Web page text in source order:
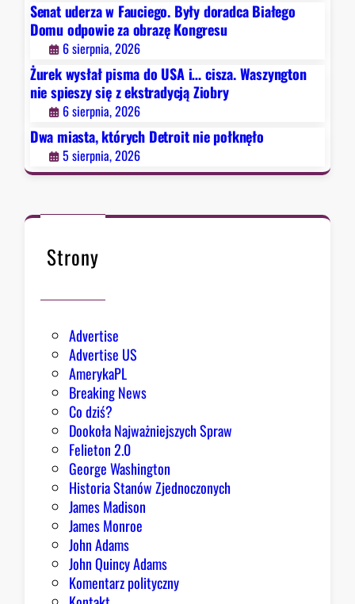
o
k
Senat uderza w Fauciego. Były doradca Białego
Domu odpowie za obrazę Kongresu
6 sierpnia, 2026
Żurek wysłał pisma do USA i… cisza. Waszyngton
nie spieszy się z ekstradycją Ziobry
6 sierpnia, 2026
Dwa miasta, których Detroit nie połknęło
5 sierpnia, 2026
Strony
Advertise
Advertise US
AmerykaPL
Breaking News
Co dziś?
Dookoła Najważniejszych Spraw
Felieton 2.0
George Washington
Historia Stanów Zjednoczonych
James Madison
James Monroe
John Adams
John Quincy Adams
Komentarz polityczny